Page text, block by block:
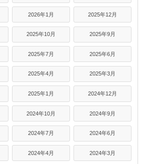
2026年1月 2025年12月
2025年10月 2025年9月
2025年7月 2025年6月
2025年4月 2025年3月
2025年1月 2024年12月
2024年10月 2024年9月
2024年7月 2024年6月
2024年4月 2024年3月